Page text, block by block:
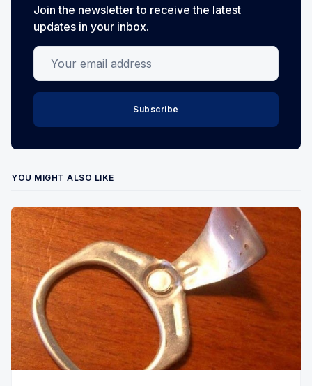
Join the newsletter to receive the latest
updates in your inbox.
Your email address
Subscribe
YOU MIGHT ALSO LIKE